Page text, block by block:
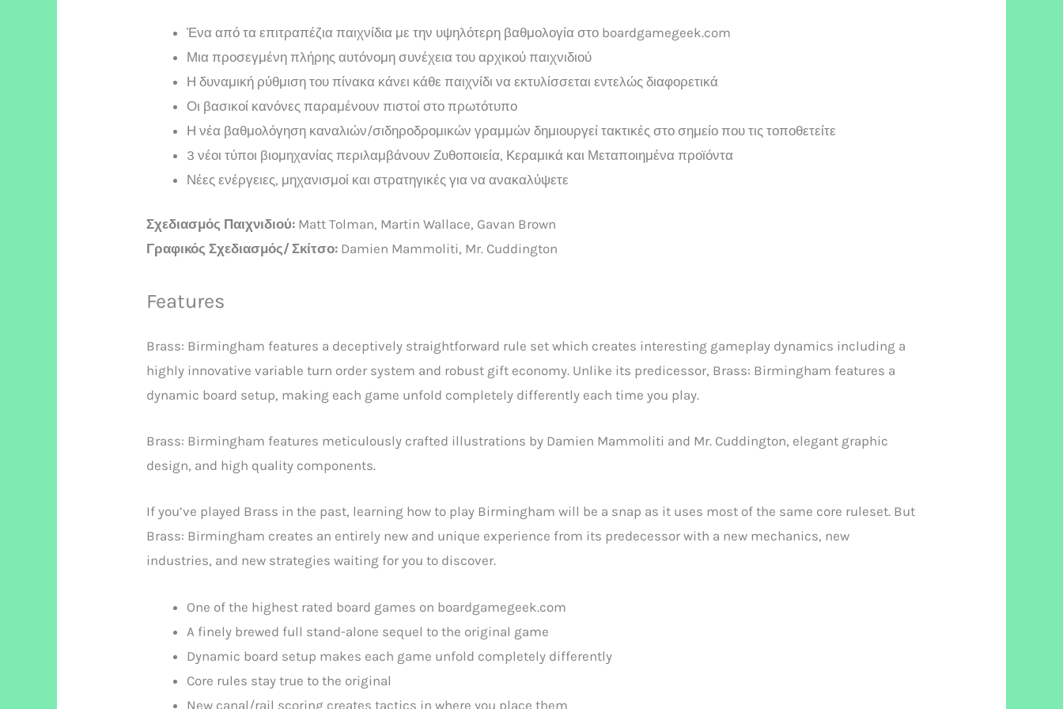
Ένα από τα επιτραπέζια παιχνίδια με την υψηλότερη βαθμολογία στο boardgamegeek.com
Μια προσεγμένη πλήρης αυτόνομη συνέχεια του αρχικού παιχνιδιού
Η δυναμική ρύθμιση του πίνακα κάνει κάθε παιχνίδι να εκτυλίσσεται εντελώς διαφορετικά
Οι βασικοί κανόνες παραμένουν πιστοί στο πρωτότυπο
Η νέα βαθμολόγηση καναλιών/σιδηροδρομικών γραμμών δημιουργεί τακτικές στο σημείο που τις τοποθετείτε
3 νέοι τύποι βιομηχανίας περιλαμβάνουν Ζυθοποιεία, Κεραμικά και Μεταποιημένα προϊόντα
Νέες ενέργειες, μηχανισμοί και στρατηγικές για να ανακαλύψετε
Σχεδιασμός Παιχνιδιού: Matt Tolman, Martin Wallace, Gavan Brown
Γραφικός Σχεδιασμός/ Σκίτσο: Damien Mammoliti, Mr. Cuddington
Features
Brass: Birmingham features a deceptively straightforward rule set which creates interesting gameplay dynamics including a
highly innovative variable turn order system and robust gift economy. Unlike its predicessor, Brass: Birmingham features a
dynamic board setup, making each game unfold completely differently each time you play.
Brass: Birmingham features meticulously crafted illustrations by Damien Mammoliti and Mr. Cuddington, elegant graphic
design, and high quality components.
If you’ve played Brass in the past, learning how to play Birmingham will be a snap as it uses most of the same core ruleset. But
Brass: Birmingham creates an entirely new and unique experience from its predecessor with a new mechanics, new
industries, and new strategies waiting for you to discover.
One of the highest rated board games on boardgamegeek.com
A finely brewed full stand-alone sequel to the original game
Dynamic board setup makes each game unfold completely differently
Core rules stay true to the original
New canal/rail scoring creates tactics in where you place them